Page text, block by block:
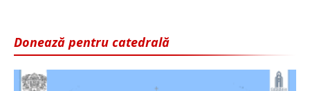
Donează pentru catedrală